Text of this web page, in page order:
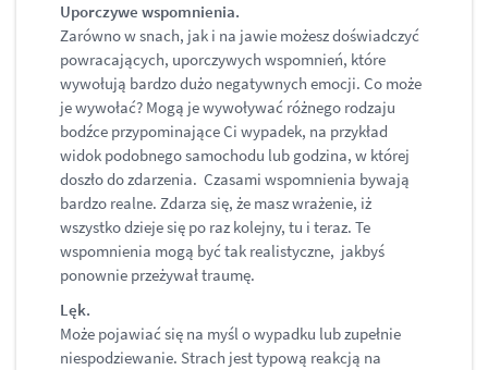
Uporczywe wspomnienia.
Zarówno w snach, jak i na jawie możesz doświadczyć
powracających, uporczywych wspomnień, które
wywołują bardzo dużo negatywnych emocji. Co może
je wywołać? Mogą je wywoływać różnego rodzaju
bodźce przypominające Ci wypadek, na przykład
widok podobnego samochodu lub godzina, w której
doszło do zdarzenia. Czasami wspomnienia bywają
bardzo realne. Zdarza się, że masz wrażenie, iż
wszystko dzieje się po raz kolejny, tu i teraz. Te
wspomnienia mogą być tak realistyczne, jakbyś
ponownie przeżywał traumę.
Lęk.
Może pojawiać się na myśl o wypadku lub zupełnie
niespodziewanie. Strach jest typową reakcją na